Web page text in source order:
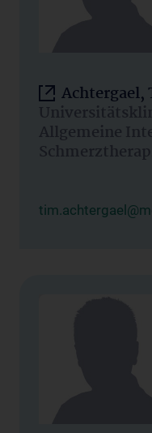
Achtergael,
Allgemeine